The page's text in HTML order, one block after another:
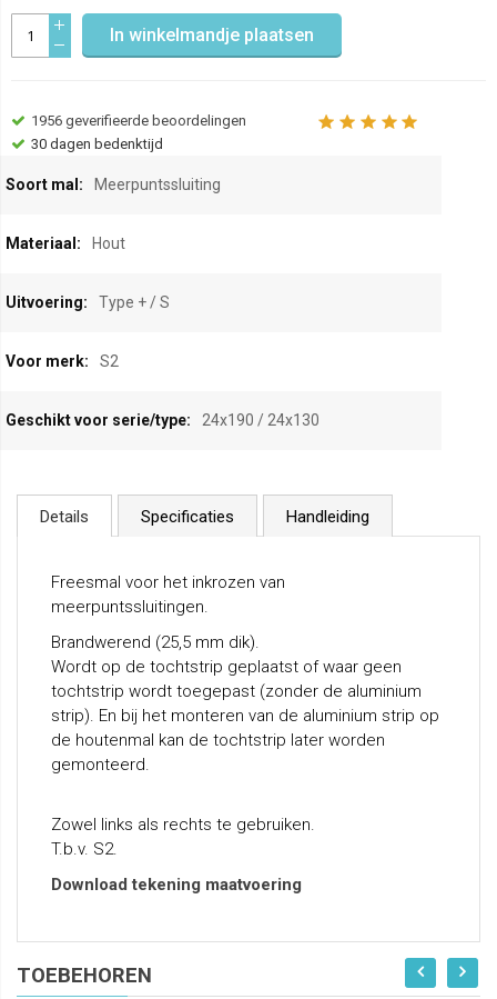
In winkelmandje plaatsen
1956 geverifieerde beoordelingen
30 dagen bedenktijd
Meerpuntssluiting
Hout
Type + / S
S2
24x190 / 24x130
Details Specificaties Handleiding
Freesmal voor het inkrozen van
meerpuntssluitingen.
Brandwerend (25,5 mm dik).
Wordt op de tochtstrip geplaatst of waar geen
tochtstrip wordt toegepast (zonder de aluminium
strip). En bij het monteren van de aluminium strip op
de houtenmal kan de tochtstrip later worden
gemonteerd.
Zowel links als rechts te gebruiken.
T.b.v. S2.
Download tekening maatvoering
TOEBEHOREN